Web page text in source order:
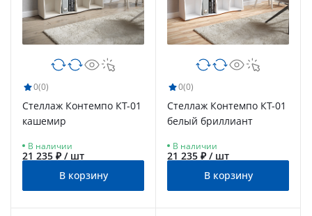
0(0)
Стеллаж Контемпо КТ-01
кашемир
В наличии
21 235 ₽ / шт
В корзину
0(0)
Стеллаж Контемпо КТ-01
белый бриллиант
В наличии
21 235 ₽ / шт
В корзину